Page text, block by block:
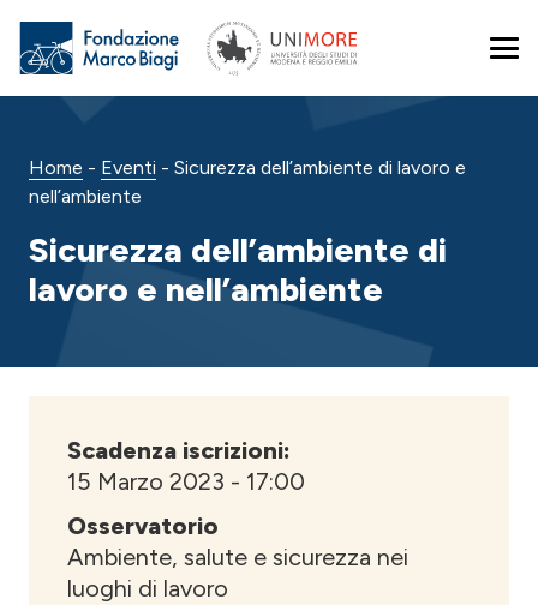
Home - Eventi - Sicurezza dell’ambiente di lavoro e
nell’ambiente
Sicurezza dell’ambiente di
lavoro e nell’ambiente
Scadenza iscrizioni:
15 Marzo 2023 - 17:00
Osservatorio
Ambiente, salute e sicurezza nei
luoghi di lavoro